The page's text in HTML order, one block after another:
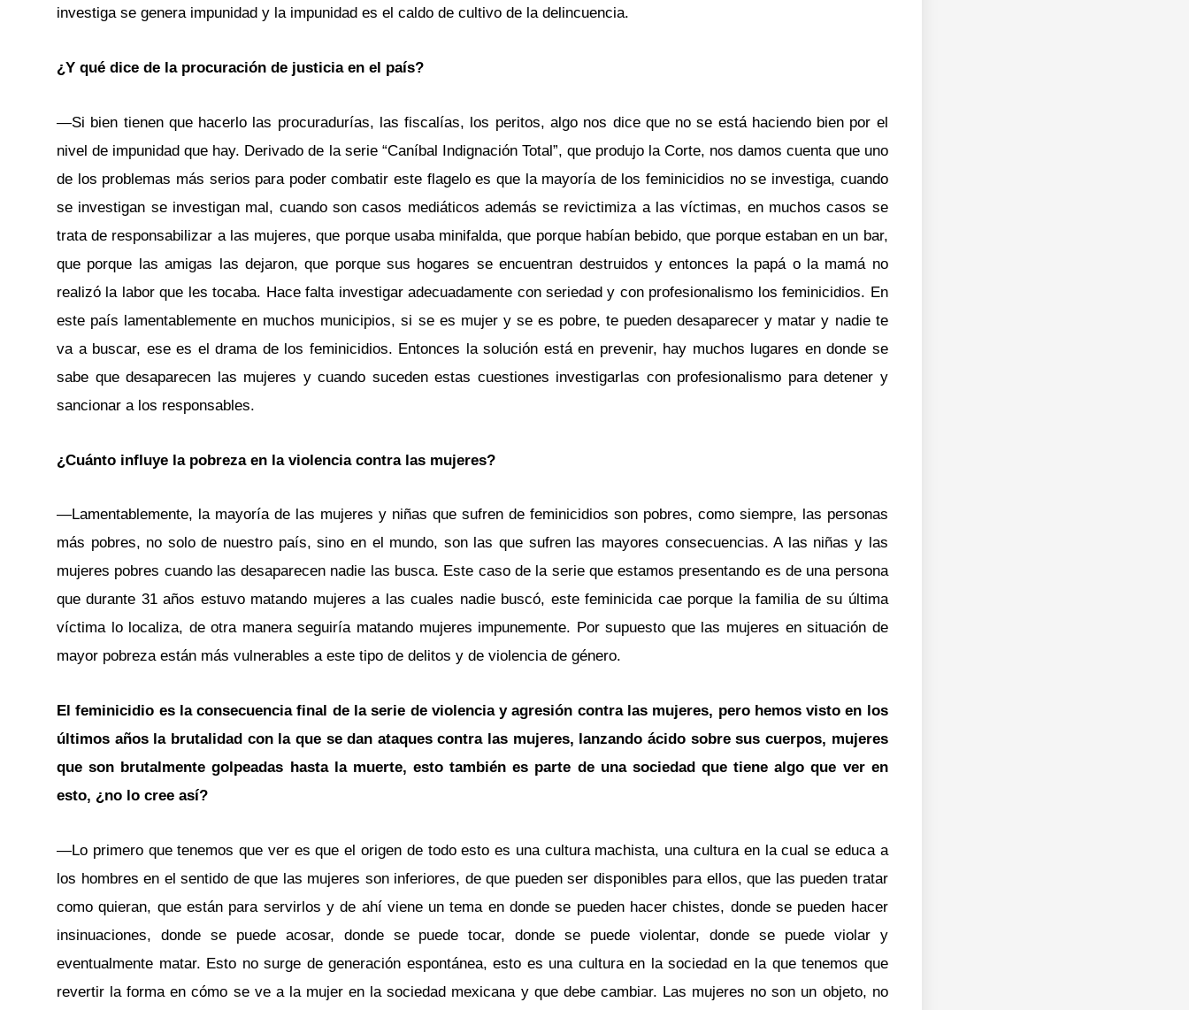
investiga se genera impunidad y la impunidad es el caldo de cultivo de la delincuencia.
¿Y qué dice de la procuración de justicia en el país?
—Si bien tienen que hacerlo las procuradurías, las fiscalías, los peritos, algo nos dice que no se está haciendo bien por el
nivel de impunidad que hay. Derivado de la serie “Caníbal Indignación Total”, que produjo la Corte, nos damos cuenta que uno
de los problemas más serios para poder combatir este flagelo es que la mayoría de los feminicidios no se investiga, cuando
se investigan se investigan mal, cuando son casos mediáticos además se revictimiza a las víctimas, en muchos casos se
trata de responsabilizar a las mujeres, que porque usaba minifalda, que porque habían bebido, que porque estaban en un bar,
que porque las amigas las dejaron, que porque sus hogares se encuentran destruidos y entonces la papá o la mamá no
realizó la labor que les tocaba. Hace falta investigar adecuadamente con seriedad y con profesionalismo los feminicidios. En
este país lamentablemente en muchos municipios, si se es mujer y se es pobre, te pueden desaparecer y matar y nadie te
va a buscar, ese es el drama de los feminicidios. Entonces la solución está en prevenir, hay muchos lugares en donde se
sabe que desaparecen las mujeres y cuando suceden estas cuestiones investigarlas con profesionalismo para detener y
sancionar a los responsables.
¿Cuánto influye la pobreza en la violencia contra las mujeres?
—Lamentablemente, la mayoría de las mujeres y niñas que sufren de feminicidios son pobres, como siempre, las personas
más pobres, no solo de nuestro país, sino en el mundo, son las que sufren las mayores consecuencias. A las niñas y las
mujeres pobres cuando las desaparecen nadie las busca. Este caso de la serie que estamos presentando es de una persona
que durante 31 años estuvo matando mujeres a las cuales nadie buscó, este feminicida cae porque la familia de su última
víctima lo localiza, de otra manera seguiría matando mujeres impunemente. Por supuesto que las mujeres en situación de
mayor pobreza están más vulnerables a este tipo de delitos y de violencia de género.
El feminicidio es la consecuencia final de la serie de violencia y agresión contra las mujeres, pero hemos visto en los
últimos años la brutalidad con la que se dan ataques contra las mujeres, lanzando ácido sobre sus cuerpos, mujeres
que son brutalmente golpeadas hasta la muerte, esto también es parte de una sociedad que tiene algo que ver en
esto, ¿no lo cree así?
—Lo primero que tenemos que ver es que el origen de todo esto es una cultura machista, una cultura en la cual se educa a
los hombres en el sentido de que las mujeres son inferiores, de que pueden ser disponibles para ellos, que las pueden tratar
como quieran, que están para servirlos y de ahí viene un tema en donde se pueden hacer chistes, donde se pueden hacer
insinuaciones, donde se puede acosar, donde se puede tocar, donde se puede violentar, donde se puede violar y
eventualmente matar. Esto no surge de generación espontánea, esto es una cultura en la sociedad en la que tenemos que
revertir la forma en cómo se ve a la mujer en la sociedad mexicana y que debe cambiar. Las mujeres no son un objeto, no